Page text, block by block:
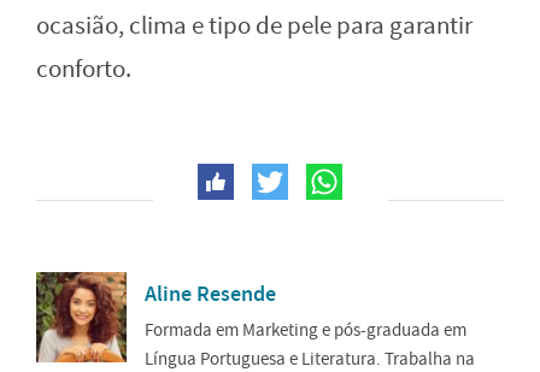
ocasião, clima e tipo de pele para garantir
conforto.
Aline Resende
Formada em Marketing e pós-graduada em
Língua Portuguesa e Literatura. Trabalha na